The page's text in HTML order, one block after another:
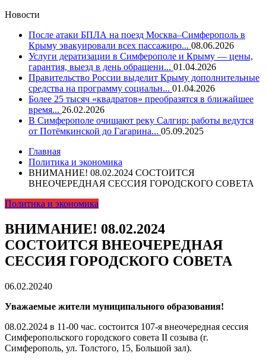
Новости
После атаки БПЛА на поезд Москва–Симферополь в
Крыму эвакуировали всех пассажиро... 08.06.2026
Услуги дератизации в Симферополе и Крыму — цены,
гарантия, выезд в день обращени... 01.04.2026
Правительство России выделит Крыму дополнительные
средства на программу социальн... 01.04.2026
Более 25 тысяч «квадратов» преобразятся в ближайшее
время... 26.02.2026
В Симферополе очищают реку Салгир: работы ведутся
от Потёмкинской до Гагарина... 05.09.2025
Главная
Политика и экономика
ВНИМАНИЕ! 08.02.2024 СОСТОИТСЯ
ВНЕОЧЕРЕДНАЯ СЕССИЯ ГОРОДСКОГО СОВЕТА
Политика и экономика
ВНИМАНИЕ! 08.02.2024
СОСТОИТСЯ ВНЕОЧЕРЕДНАЯ
СЕССИЯ ГОРОДСКОГО СОВЕТА
06.02.20240
Уважаемые жители муниципального образования!
08.02.2024 в 11-00 час. состоится 107-я внеочередная сессия
Симферопольского городского совета II созыва (г.
Симферополь, ул. Толстого, 15, Большой зал).